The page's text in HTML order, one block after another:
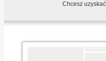
Chcesz